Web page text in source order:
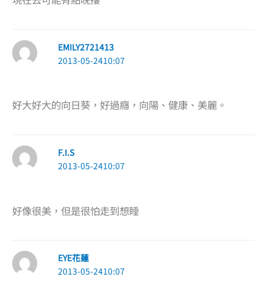
EMILY2721413
2013-05-2410:07
好大好大的向日葵，好過癮，向陽、健康、美麗。
F.I.S
2013-05-2410:07
好像很美，但是很怕走到想睡
EYE花蓮
2013-05-2410:07